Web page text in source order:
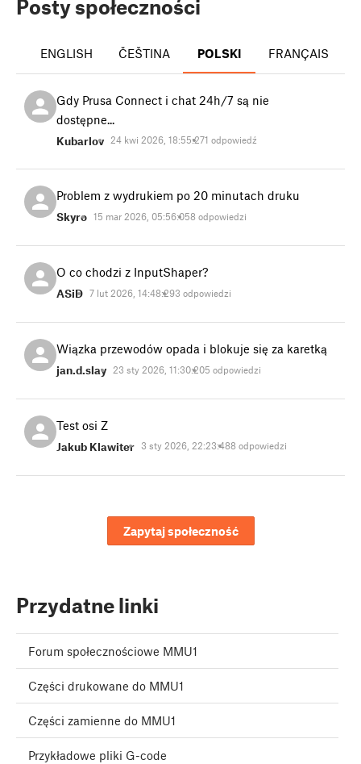
Posty społeczności
ENGLISH ČEŠTINA POLSKI FRANÇAIS
Gdy Prusa Connect i chat 24h/7 są nie
dostępne...
Kubarlov 24 kwi 2026, 18:55:271 odpowiedź
Problem z wydrukiem po 20 minutach druku
Skyro 15 mar 2026, 05:56:058 odpowiedzi
O co chodzi z InputShaper?
ASiD 7 lut 2026, 14:48:293 odpowiedzi
Wiązka przewodów opada i blokuje się za karetką
jan.d.slay 23 sty 2026, 11:30:205 odpowiedzi
Test osi Z
Jakub Klawiter 3 sty 2026, 22:23:488 odpowiedzi
Zapytaj społeczność
Przydatne linki
Forum społecznościowe MMU1
Części drukowane do MMU1
Części zamienne do MMU1
Przykładowe pliki G-code